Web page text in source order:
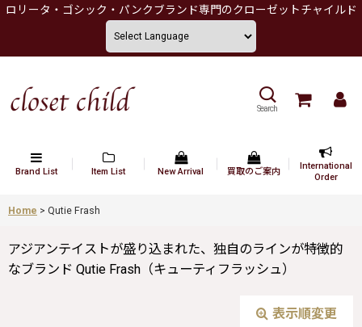
ロリータ・ゴシック・パンクブランド専門のクローゼットチャイルド
Search
Brand List Item List New Arrival 買取のご案内
International
Order
Home > Qutie Frash
アジアンテイストが盛り込まれた、独自のラインが特徴的
なブランド Qutie Frash（キューティフラッシュ）
表示順変更